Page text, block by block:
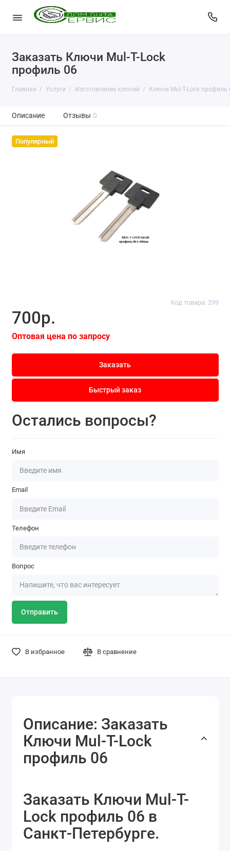
Заказать Ключи Mul-T-Lock
профиль 06
Главная Услуги Изготовление ключей Ключи Mul-T-Lock профиль
Описание Отзывы 0
Популярный
Код товара: 299
700р.
Оптовая цена по запросу
Заказать
Быстрый заказ
Остались вопросы?
Имя
Email
Телефон
Вопрос
Отправить
В избранное В сравнение
Описание: Заказать
Ключи Mul-T-Lock
профиль 06
Заказать Ключи Mul-T-
Lock профиль 06 в
Санкт-Петербурге.